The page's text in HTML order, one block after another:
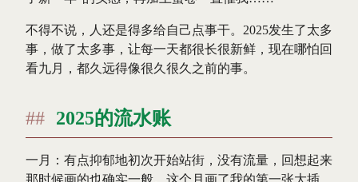
不得不说，人还是得多给自己点事干。2025发生了太多
事，做了太多事，让每一天都很长很新鲜，现在哪怕回
看九月，都久远得像很久很久之前的事。
2025的流水账
一月：有点抑郁地初次开始站街，没有流量，回想起来